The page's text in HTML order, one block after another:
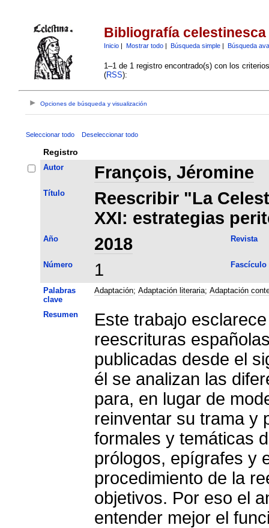
Bibliografía celestinesca
Inicio| Mostrar todo| Búsqueda simple| Búsqueda
1–1 de 1 registro encontrado(s) con los
(RSS):
Opciones de búsqueda y visualización
Seleccionar todo Deseleccionar todo
Registro
Autor François, Jéromine
Título
Reescribir "La
XXI: estrategias
Año 2018 Revista
Número 1 Fascículo
Palabras
clave
Adaptación; Adaptación literaria; Adaptación
Resumen
Este trabajo
reescrituras
publicadas desde el
él se analizan las
para, en lugar de
reinventar su trama y
formales y temáticas
prólogos, epígrafes y
procedimiento de la
objetivos. Por eso el
entender mejor el